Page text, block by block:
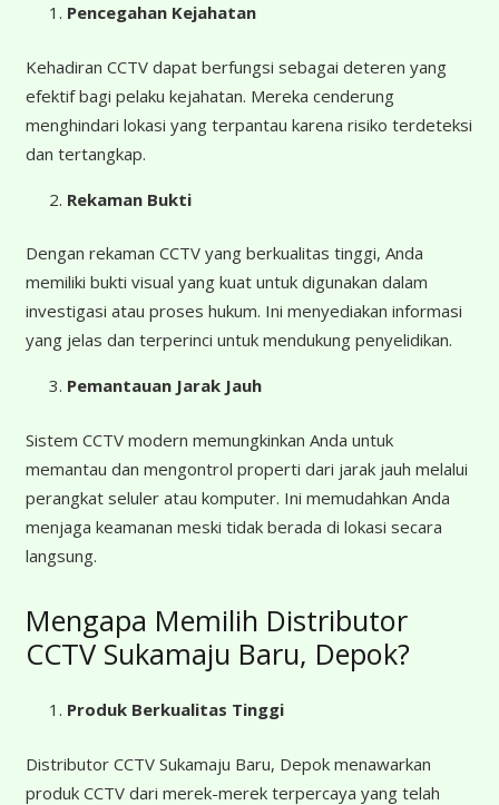
Pencegahan Kejahatan
Kehadiran CCTV dapat berfungsi sebagai deteren yang
efektif bagi pelaku kejahatan. Mereka cenderung
menghindari lokasi yang terpantau karena risiko terdeteksi
dan tertangkap.
Rekaman Bukti
Dengan rekaman CCTV yang berkualitas tinggi, Anda
memiliki bukti visual yang kuat untuk digunakan dalam
investigasi atau proses hukum. Ini menyediakan informasi
yang jelas dan terperinci untuk mendukung penyelidikan.
Pemantauan Jarak Jauh
Sistem CCTV modern memungkinkan Anda untuk
memantau dan mengontrol properti dari jarak jauh melalui
perangkat seluler atau komputer. Ini memudahkan Anda
menjaga keamanan meski tidak berada di lokasi secara
langsung.
Mengapa Memilih Distributor
CCTV Sukamaju Baru, Depok?
Produk Berkualitas Tinggi
Distributor CCTV Sukamaju Baru, Depok menawarkan
produk CCTV dari merek-merek terpercaya yang telah